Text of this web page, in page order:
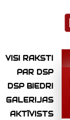
VISI RAKSTI
PAR DSP
DSP BIEDRI
GALERIJAS
AKTĪVISTS